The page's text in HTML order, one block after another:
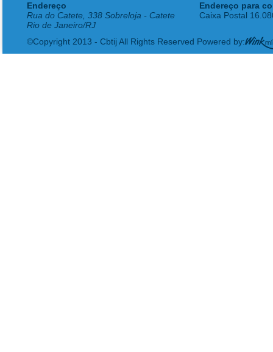
Endereço
Rua do Catete, 338 Sobreloja - Catete
Rio de Janeiro/RJ
Endereço para
Caixa Postal
©Copyright 2013 - Cbtij All Rights Reserved Powered by: